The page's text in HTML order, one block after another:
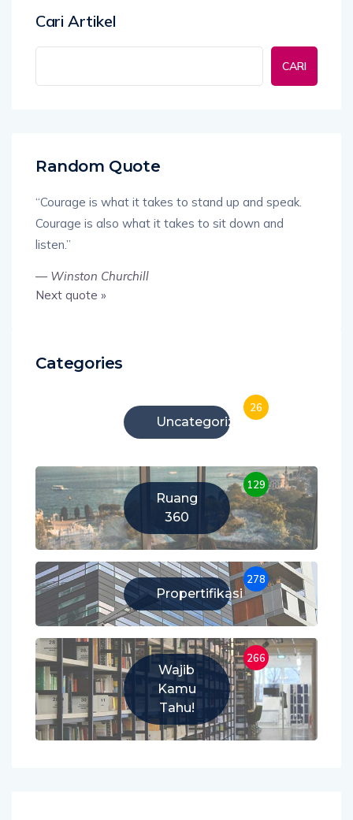
Cari Artikel
CARI
Random Quote
“Courage is what it takes to stand up and speak.
Courage is also what it takes to sit down and
listen.”
— Winston Churchill
Next quote »
Categories
Uncategorized
26
Ruang
360
129
Propertifikasi
278
Wajib
Kamu
Tahu!
266